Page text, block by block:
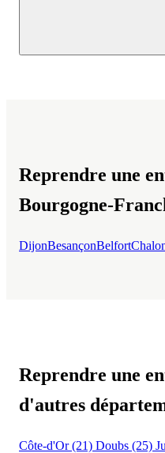
Reprendre une
Bourgogne-
DijonBesançonBelfort
Reprendre une
d'autres
Côte-d'Or (21) Doubs (25)